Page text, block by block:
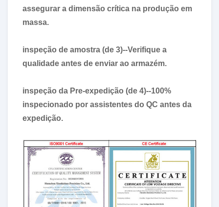
assegurar a dimensão crítica na produção em
massa.
inspeção de amostra (de 3)--Verifique a
qualidade antes de enviar ao armazém.
inspeção da Pre-expedição (de 4)--100%
inspecionado por assistentes do QC antes da
expedição.